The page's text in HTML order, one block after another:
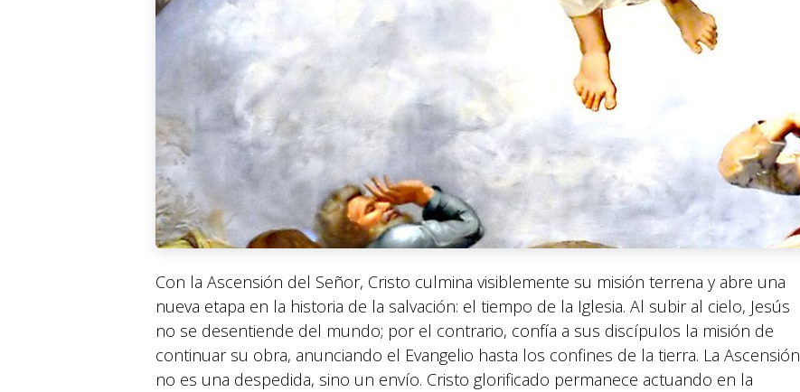
Con la Ascensión del Señor, Cristo culmina visiblemente su misión terrena y abre una
nueva etapa en la historia de la salvación: el tiempo de la Iglesia. Al subir al cielo, Jesús
no se desentiende del mundo; por el contrario, confía a sus discípulos la misión de
continuar su obra, anunciando el Evangelio hasta los confines de la tierra. La Ascensión
no es una despedida, sino un envío. Cristo glorificado permanece actuando en la